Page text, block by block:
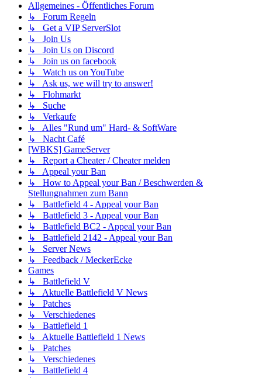
Allgemeines - Öffentliches Forum
↳ Forum Regeln
↳ Get a VIP ServerSlot
↳ Join Us
↳ Join Us on Discord
↳ Join us on facebook
↳ Watch us on YouTube
↳ Ask us, we will try to answer!
↳ Flohmarkt
↳ Suche
↳ Verkaufe
↳ Alles "Rund um" Hard- & SoftWare
↳ Nacht Café
[WBKS] GameServer
↳ Report a Cheater / Cheater melden
↳ Appeal your Ban
↳ How to Appeal your Ban / Beschwerden &
Stellungnahmen zum Bann
↳ Battlefield 4 - Appeal your Ban
↳ Battlefield 3 - Appeal your Ban
↳ Battlefield BC2 - Appeal your Ban
↳ Battlefield 2142 - Appeal your Ban
↳ Server News
↳ Feedback / MeckerEcke
Games
↳ Battlefield V
↳ Aktuelle Battlefield V News
↳ Patches
↳ Verschiedenes
↳ Battlefield 1
↳ Aktuelle Battlefield 1 News
↳ Patches
↳ Verschiedenes
↳ Battlefield 4